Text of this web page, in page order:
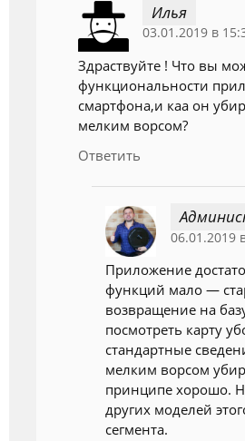
Илья
03.01.2019 в
Здраствуйте ! Что вы
функциональности
смартфона,и каа он
мелким ворсом?
Ответить
06.01.2019
Приложение
функций мало —
возвращение на
посмотреть карту
стандартные
мелким ворсом
принципе хорошо.
других моделей
сегмента.